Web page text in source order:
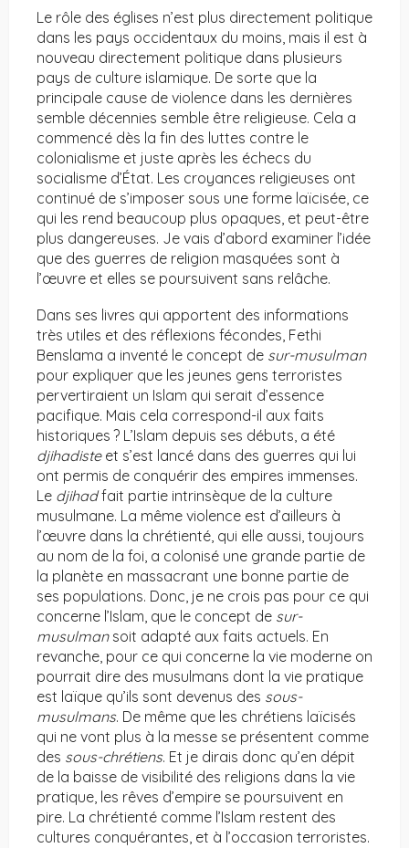
Le rôle des églises n’est plus directement politique
dans les pays occidentaux du moins, mais il est à
nouveau directement politique dans plusieurs
pays de culture islamique. De sorte que la
principale cause de violence dans les dernières
semble décennies semble être religieuse. Cela a
commencé dès la fin des luttes contre le
colonialisme et juste après les échecs du
socialisme d’État. Les croyances religieuses ont
continué de s’imposer sous une forme laïcisée, ce
qui les rend beaucoup plus opaques, et peut-être
plus dangereuses. Je vais d’abord examiner l’idée
que des guerres de religion masquées sont à
l’œuvre et elles se poursuivent sans relâche.
Dans ses livres qui apportent des informations
très utiles et des réflexions fécondes, Fethi
Benslama a inventé le concept de sur-musulman
pour expliquer que les jeunes gens terroristes
pervertiraient un Islam qui serait d’essence
pacifique. Mais cela correspond-il aux faits
historiques ? L’Islam depuis ses débuts, a été
djihadiste et s’est lancé dans des guerres qui lui
ont permis de conquérir des empires immenses.
Le djihadfait partie intrinsèque de la culture
musulmane. La même violence est d’ailleurs à
l’œuvre dans la chrétienté, qui elle aussi, toujours
au nom de la foi, a colonisé une grande partie de
la planète en massacrant une bonne partie de
ses populations. Donc, je ne crois pas pour ce qui
concerne l’Islam, que le concept de sur-
musulman soit adapté aux faits actuels. En
revanche, pour ce qui concerne la vie moderne on
pourrait dire des musulmans dont la vie pratique
est laïque qu’ils sont devenus des sous-
musulmans. De même que les chrétiens laïcisés
qui ne vont plus à la messe se présentent comme
des sous-chrétiens. Et je dirais donc qu’en dépit
de la baisse de visibilité des religions dans la vie
pratique, les rêves d’empire se poursuivent en
pire. La chrétienté comme l’Islam restent des
cultures conquérantes, et à l’occasion terroristes.